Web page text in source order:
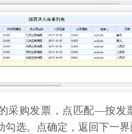
采购发票，点匹配—按发
勾选。点确定，返回下一界